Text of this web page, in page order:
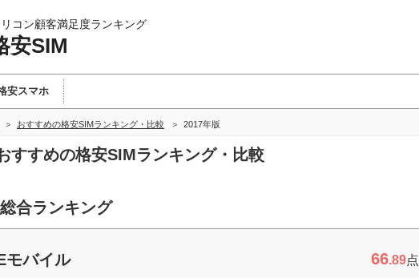
コン顧客満足度ランキング
安SIM
安スマホ
おすすめの格安SIMランキング・比較 2017年版
すすめの格安SIMランキング・比較
合ランキング
モバイル 66.89点